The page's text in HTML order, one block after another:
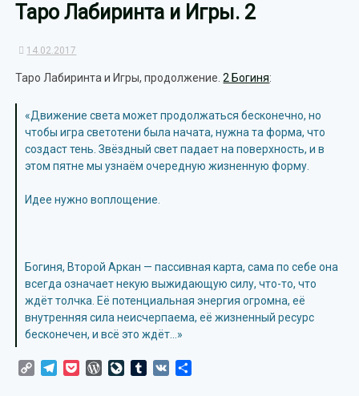
Таро Лабиринта и Игры. 2
14.02.2017
Таро Лабиринта и Игры, продолжение.2 Богиня:
«Движение света может продолжаться бесконечно, но
чтобы игра светотени была начата, нужна та форма, что
создаст тень. Звёздный свет падает на поверхность, и в
этом пятне мы узнаём очередную жизненную форму.
Идее нужно воплощение.
Богиня, Второй Аркан — пассивная карта, сама по себе она
всегда означает некую выжидающую силу, что-то, что
ждёт толчка. Её потенциальная энергия огромна, её
внутренняя сила неисчерпаема, её жизненный ресурс
бесконечен, и всё это ждёт…»
Copy TelegramPocketWordPress
LiveJournal
Tumblr
VK